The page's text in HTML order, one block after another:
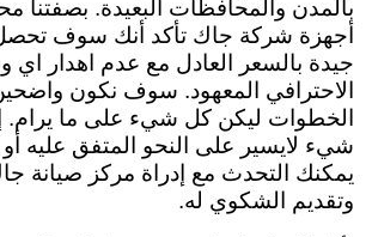
بالمدن والمحافظات البعيدة. بصفتنا
أجهزة شركة جاك تأكد أنك سوف
جيدة بالسعر العادل مع عدم اهدار اي
الاحترافي المعهود. سوف نكون
الخطوات ليكن كل شيء على ما يرام.
شيء لايسير على النحو المتفق عليه
يمكنك التحدث مع إدراة مركز صيانة
وتقديم الشكوي له.